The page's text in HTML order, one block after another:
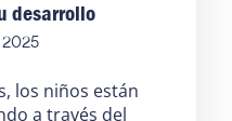
desarrollo
2025
los niños están
a través del